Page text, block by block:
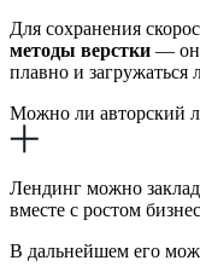
Для сохранения
методы верстки —
плавно и загружаться
Можно ли авторский
Лендинг можно
вместе с ростом
В дальнейшем его